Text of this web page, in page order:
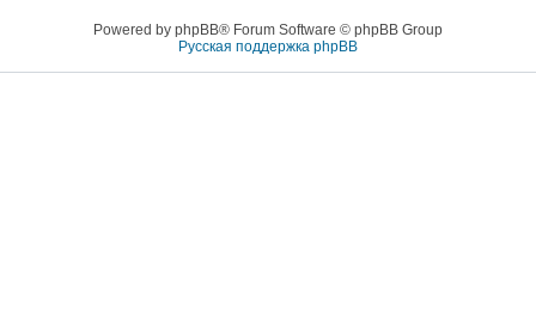
Powered by phpBB® Forum Software © phpBB Group
Русская поддержка phpBB